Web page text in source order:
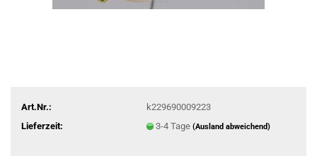
Art.Nr.:
k229690009223
Lieferzeit:
3-4 Tage (Ausland abweichend)